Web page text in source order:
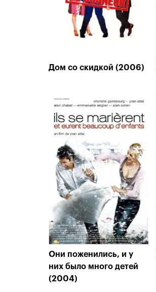
Дом со скидкой (2006)
Они поженились, и у
них было много детей
(2004)